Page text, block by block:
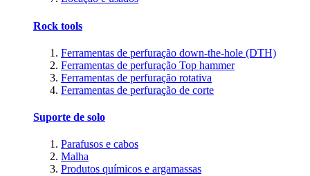
Rock tools
Ferramentas de perfuração down-the-hole (DTH)
Ferramentas de perfuração Top hammer
Ferramentas de perfuração rotativa
Ferramentas de perfuração de corte
Suporte de solo
Parafusos e cabos
Malha
Produtos químicos e argamassas